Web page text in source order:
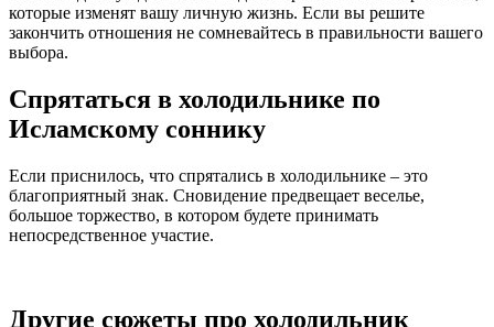
которые изменят вашу личную жизнь. Если вы решите
закончить отношения не сомневайтесь в правильности вашего
выбора.
Спрятаться в холодильнике по
Исламскому соннику
Если приснилось, что спрятались в холодильнике – это
благоприятный знак. Сновидение предвещает веселье,
большое торжество, в котором будете принимать
непосредственное участие.
Другие сюжеты про холодильник